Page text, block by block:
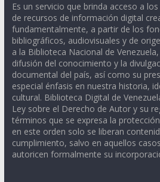
Es un servicio que brinda acceso a
de recursos de información digital
fundamentalmente, a partir de los
bibliográficos, audiovisuales y de
a la Biblioteca Nacional de
difusión del conocimiento y la
documental del país, así como su
especial énfasis en nuestra historia,
cultural. Biblioteca Digital de
Ley sobre el Derecho de Autor y su
términos que se expresa la
en este orden solo se liberan
cumplimiento, salvo en aquellos
autoricen formalmente su